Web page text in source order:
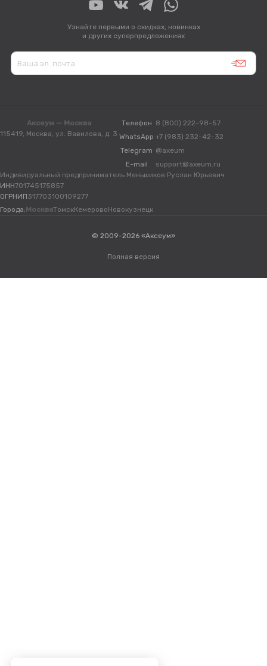
Узнайте первыми о скидках, новинках
и других суперпредложениях
Аксеум — Москва
115419, Москва, ул. Вавилова, д. 3
Телефон 8 (800) 222-98-57
WhatsApp +7 (983) 232-42-32
Telegram @axeum
E-mail
support@axeum.ru
Индивидуальный предприниматель Меньшиков Руслан Юрьевич
ИНН701745175857
ОГРНИП317703100109277
Города: МоскваТомскКемеровоНовокузнецк
© 2009-2026 «Аксеум»
Полная версия